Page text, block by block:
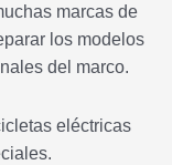
marcas de
los modelos
del marco.
eléctricas